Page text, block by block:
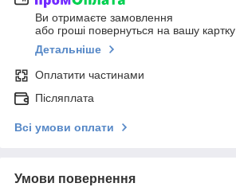
Ви отримаєте замовлення
або гроші повернуться на вашу картку
Детальніше
Оплатити частинами
Післяплата
Всі умови оплати
Умови повернення